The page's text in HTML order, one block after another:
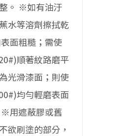
。 ※如有油汙
水等溶劑擦拭乾
面粗糙；需使
順著紋路磨平
光滑漆面；則使
均勻輕磨表面
※用遮蔽膠或舊
欲刷塗的部分，